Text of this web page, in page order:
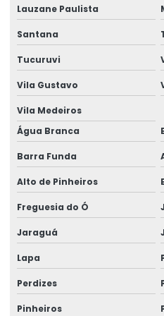
Aluguel de gerador industrial
Aluguel de gerador para obra
Aluguel de gerador para obra
Aluguel de gerador pequeno
Aluguel de gerador pequeno
Aluguel de gerador pequeno
Aluguel de gerador preço
Aluguel de gerador preço por
Aluguel de gerador em salvador
Lauzane Paulista
Santana
Tucuruvi
Vila Gustavo
Vila Medeiros
Água Branca
Barra Funda
Alto de Pinheiros
Freguesia do Ó
Jaraguá
Lapa
Perdizes
Pinheiros